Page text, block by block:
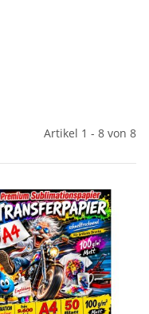
Artikel 1 - 8 von 8